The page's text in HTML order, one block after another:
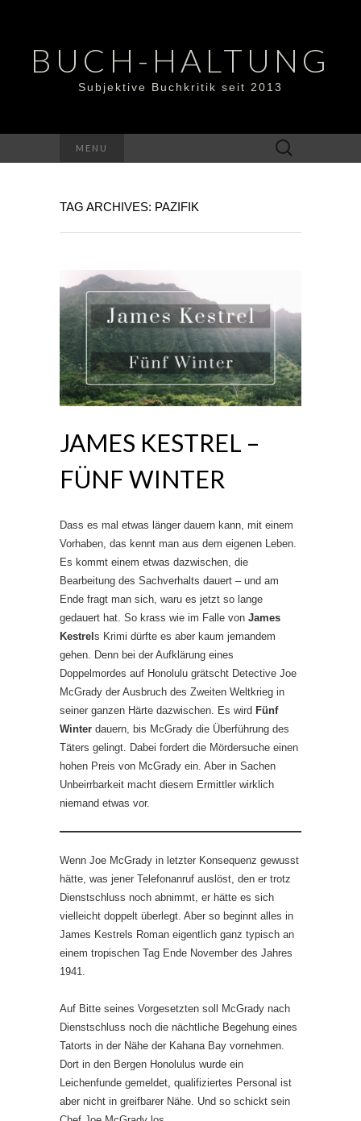
BUCH-HALTUNG
Subjektive Buchkritik seit 2013
MENU
Suchen
nach:
TAG ARCHIVES: PAZIFIK
JAMES KESTREL –
FÜNF WINTER
Dass es mal etwas länger dauern kann, mit einem
Vorhaben, das kennt man aus dem eigenen Leben.
Es kommt einem etwas dazwischen, die
Bearbeitung des Sachverhalts dauert – und am
Ende fragt man sich, waru es jetzt so lange
gedauert hat. So krass wie im Falle von James
Kestrel s Krimi dürfte es aber kaum jemandem
gehen. Denn bei der Aufklärung eines
Doppelmordes auf Honolulu grätscht Detective Joe
McGrady der Ausbruch des Zweiten Weltkrieg in
seiner ganzen Härte dazwischen. Es wird Fünf
Winter dauern, bis McGrady die Überführung des
Täters gelingt. Dabei fordert die Mördersuche einen
hohen Preis von McGrady ein. Aber in Sachen
Unbeirrbarkeit macht diesem Ermittler wirklich
niemand etwas vor.
Wenn Joe McGrady in letzter Konsequenz gewusst
hätte, was jener Telefonanruf auslöst, den er trotz
Dienstschluss noch abnimmt, er hätte es sich
vielleicht doppelt überlegt. Aber so beginnt alles in
James Kestrels Roman eigentlich ganz typisch an
einem tropischen Tag Ende November des Jahres
1941.
Auf Bitte seines Vorgesetzten soll McGrady nach
Dienstschluss noch die nächtliche Begehung eines
Tatorts in der Nähe der Kahana Bay vornehmen.
Dort in den Bergen Honolulus wurde ein
Leichenfunde gemeldet, qualifiziertes Personal ist
aber nicht in greifbarer Nähe. Und so schickt sein